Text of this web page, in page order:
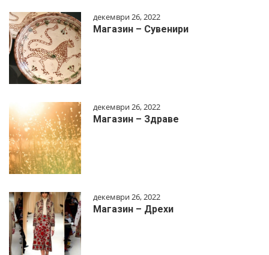
декември 26, 2022
Магазин – Сувенири
декември 26, 2022
Магазин – Здраве
декември 26, 2022
Магазин – Дрехи